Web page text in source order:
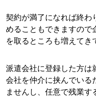
契約が満了になれば終わ
めることもできますので
を取るところも増えてき
派遣会社に登録した方は
会社を仲介に挟んでいる
ませんし、任意で残業す